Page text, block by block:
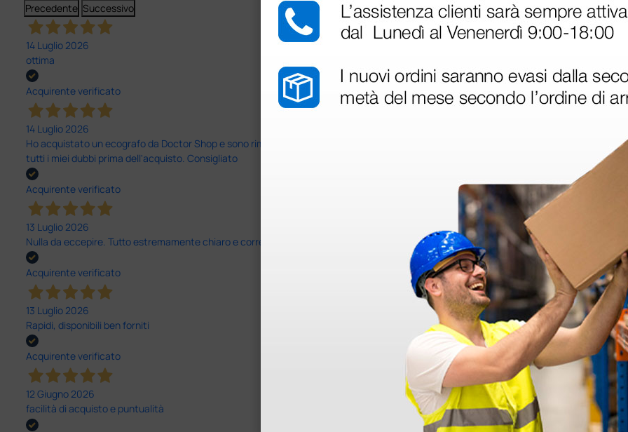
Precedente Successivo
14 Luglio 2026
ottima
Acquirente verificato
14 Luglio 2026
Ho acquistato un ecografo da Doctor Shop e sono rimasto molto soddisfatto dell'esperienza. Apparecchiatura di qualità, consegna
tutti i miei dubbi prima dell'acquisto. Consigliato
Acquirente verificato
13 Luglio 2026
Nulla da eccepire. Tutto estremamente chiaro e corretto, dall’ordine alla consegna.
Acquirente verificato
13 Luglio 2026
Rapidi, disponibili ben forniti
Acquirente verificato
12 Giugno 2026
facilità di acquisto e puntualità